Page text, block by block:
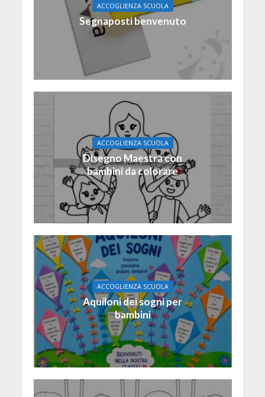
ACCOGLIENZA SCUOLA
Segnaposti benvenuto
ACCOGLIENZA SCUOLA
Disegno Maestra con
bambini da colorare
ACCOGLIENZA SCUOLA
Aquiloni dei sogni per
bambini